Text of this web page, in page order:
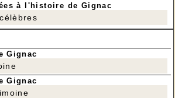
à l'histoire de Gignac
Gignac
Gignac